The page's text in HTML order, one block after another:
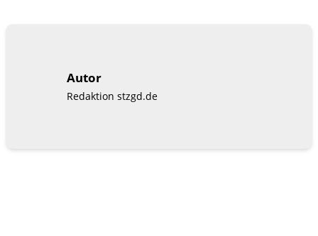
Autor
Redaktion stzgd.de